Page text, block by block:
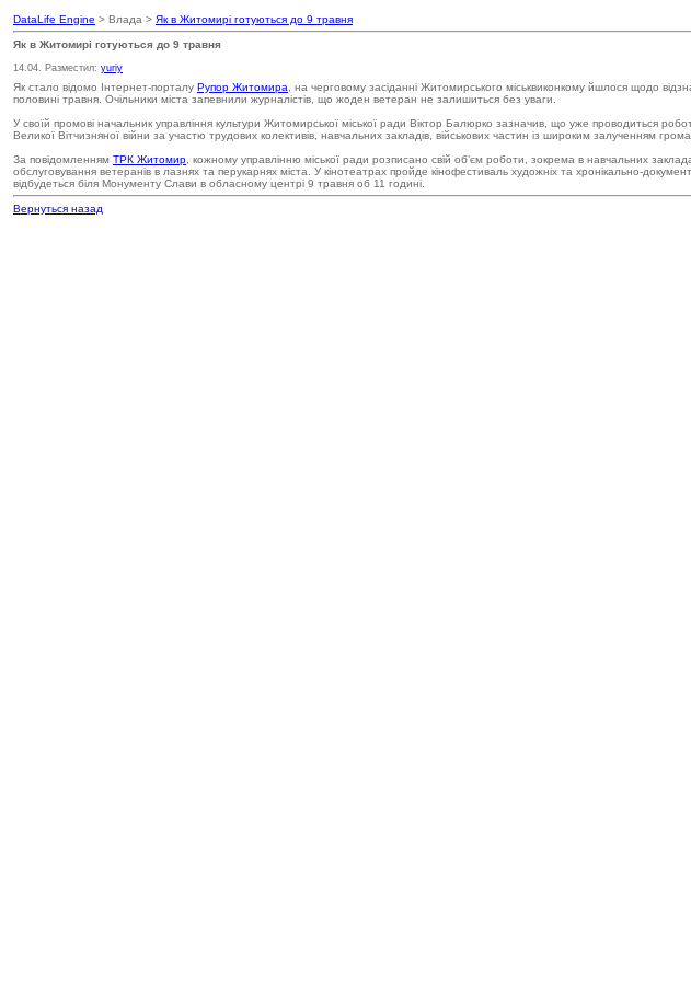
DataLife Engine > Влада > Як в Житомирі готуються до 9 травня
Як в Житомирі готуються до 9 травня
14.04. Разместил: yuriy
Як стало відомо Інтернет-порталу Рупор Житомира , на черговому засіданні Житомирського міськвиконкому йшлося щодо
половині травня. Очільники міста запевнили журналістів, що жоден ветеран не залишиться без уваги.
У своїй промові начальник управління культури Житомирської міської ради Віктор Балюрко зазначив, що уже проводиться
Великої Вітчизняної війни за участю трудових колективів, навчальних закладів, військових частин із широким залученням
За повідомленням ТРК Житомир , кожному управлінню міської ради розписано свій об’єм роботи, зокрема в навчальних
обслуговування ветеранів в лазнях та перукарнях міста. У кінотеатрах пройде кінофестиваль художніх та хронікально-
відбудеться біля Монументу Слави в обласному центрі 9 травня об 11 годині.
Вернуться назад